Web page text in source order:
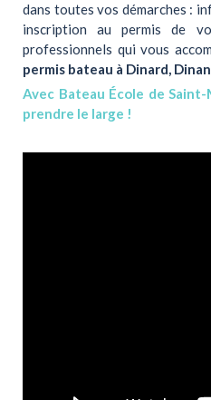
dans toutes vos démarches :
inscription au permis de
professionnels qui vous
permis bateau à Dinard, Dinan
Avec Bateau École de
prendre le large !